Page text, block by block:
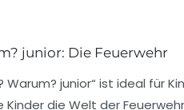
junior: Die Feuerwehr
Warum? junior“ ist ideal für
die Welt der